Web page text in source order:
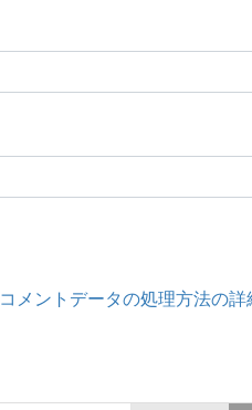
コメントデータの処理方法の詳